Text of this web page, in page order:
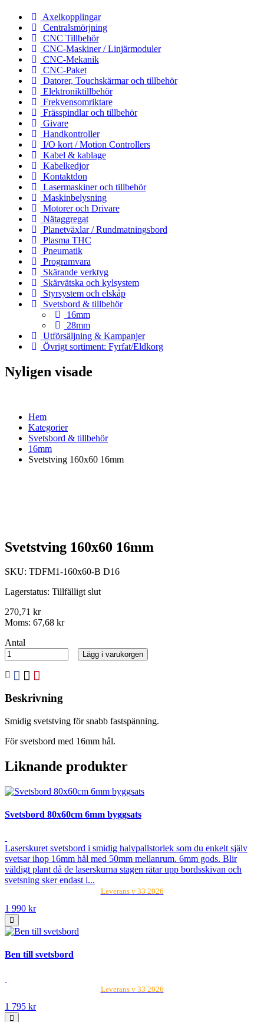
Axelkopplingar
Centralsmörjning
CNC Tillbehör
CNC-Maskiner / Linjärmoduler
CNC-Mekanik
CNC-Paket
Datorer, Touchskärmar och tillbehör
Elektroniktillbehör
Frekvensomriktare
Frässpindlar och tillbehör
Givare
Handkontroller
I/O kort / Motion Controllers
Kabel & kablage
Kabelkedjor
Kontaktdon
Lasermaskiner och tillbehör
Maskinbelysning
Motorer och Drivare
Nätaggregat
Planetväxlar / Rundmatningsbord
Plasma THC
Pneumatik
Programvara
Skärande verktyg
Skärvätska och kylsystem
Styrsystem och elskåp
Svetsbord & tillbehör
16mm
28mm
Utförsäljning & Kampanjer
Övrigt sortiment: Fyrfat/Eldkorg
Nyligen visade
Hem
Kategorier
Svetsbord & tillbehör
16mm
Svetstving 160x60 16mm
Svetstving 160x60 16mm
SKU: TDFM1-160x60-B D16
Lagerstatus: Tillfälligt slut
270,71 kr
Moms: 67,68 kr
Antal
Lägg i varukorgen
Beskrivning
Smidig svetstving för snabb fastspänning.
För svetsbord med 16mm hål.
Liknande produkter
Svetsbord 80x60cm 6mm byggsats
Laserskuret svetsbord i smidig halvpallstorlek som du enkelt själv
svetsar ihop 16mm hål med 50mm mellanrum. 6mm gods. Blir
väldigt plant då de laserskurna stagen rätar upp bordsskivan och
svetsning sker endast i...
Leverans v 33 2026
1 990 kr
Ben till svetsbord
Leverans v 33 2026
1 795 kr